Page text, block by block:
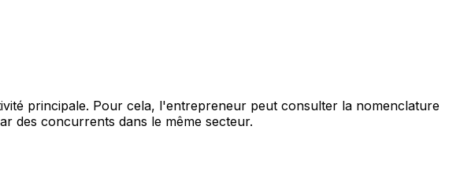
principale. Pour cela, l'entrepreneur peut consulter la nomenclature
des concurrents dans le même secteur.